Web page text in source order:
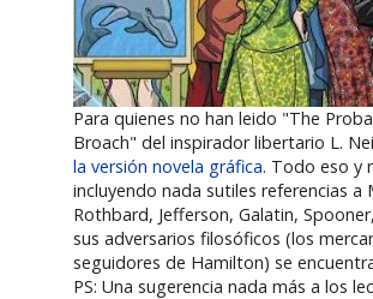
Para quienes no han leido "The
Broach" del inspirador libertario L.
la versión novela gráfica. Todo eso y
incluyendo nada sutiles referencias a
Rothbard, Jefferson, Galatin,
sus adversarios filosóficos (los
seguidores de Hamilton) se
PS: Una sugerencia nada más a los